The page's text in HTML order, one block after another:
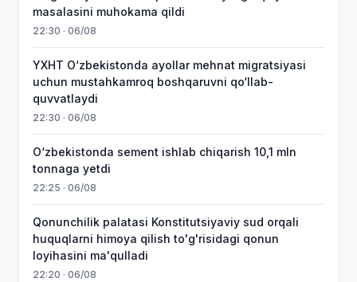
masalasini muhokama qildi
22:30 · 06/08
YXHT O‘zbekistonda ayollar mehnat migratsiyasi
uchun mustahkamroq boshqaruvni qo‘llab-
quvvatlaydi
22:30 · 06/08
O‘zbekistonda sement ishlab chiqarish 10,1 mln
tonnaga yetdi
22:25 · 06/08
Qonunchilik palatasi Konstitutsiyaviy sud orqali
huquqlarni himoya qilish to'g'risidagi qonun
loyihasini ma'qulladi
22:20 · 06/08